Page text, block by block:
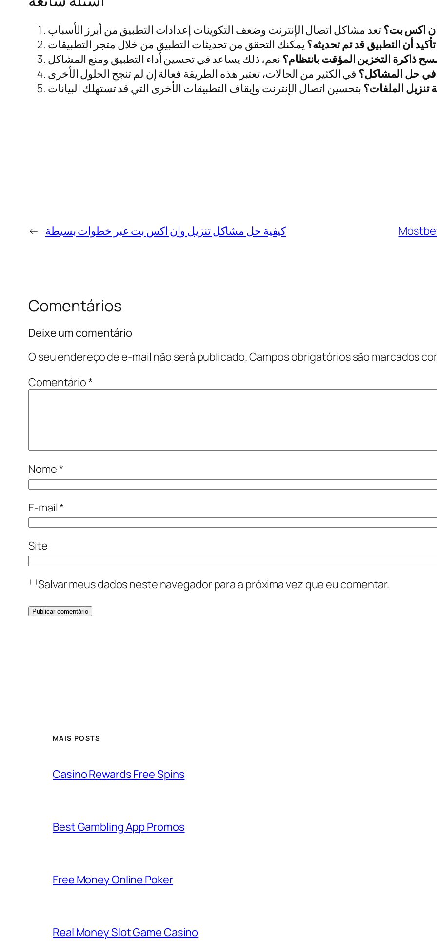
اكس بت؟
أن التطبيق قد تم تحديثه؟
ذاكرة التخزين المؤقت بانتظام؟
في حل المشاكل؟
الملفات؟
← كيفية حل مشاكل تنزيل وان اكس بت عبر خطوات بسيطة
Comentários
Deixe um comentário
O seu endereço de e-mail não será publicado.Campos obrigatórios são marcados
Comentário*
Nome*
E-mail*
Site
Salvar meus dados neste navegador para a próxima vez que eu comentar.
MAIS POSTS
Casino Rewards Free Spins
Best Gambling App Promos
Free Money Online Poker
Real Money Slot Game Casino